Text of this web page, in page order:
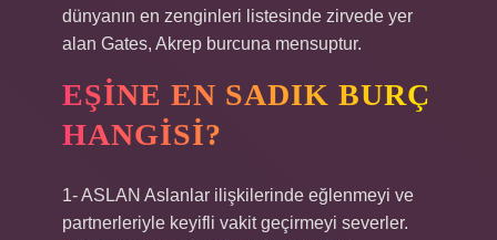
dünyanın en zenginleri listesinde zirvede yer
alan Gates, Akrep burcuna mensuptur.
EŞINE EN SADIK BURÇ
HANGISI?
1- ASLAN Aslanlar ilişkilerinde eğlenmeyi ve
partnerleriyle keyifli vakit geçirmeyi severler.